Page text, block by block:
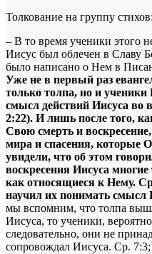
Толкование на группу стихов:
– В то время ученики этого
Иисус был облечен в Славу
было написано о Нем в
Уже не в первый раз
только толпа, но и
смысл действий Иисуса во
2:22). И лишь после того,
Свою смерть и
мира и спасения, которые
увидели, что об этом
воскресения Иисуса
как относящиеся к Нему.
научил их понимать смысл
мы вспомним, что толпа
Иисуса, то ученики,
следовательно, они не
сопровождал Иисуса. Ср.